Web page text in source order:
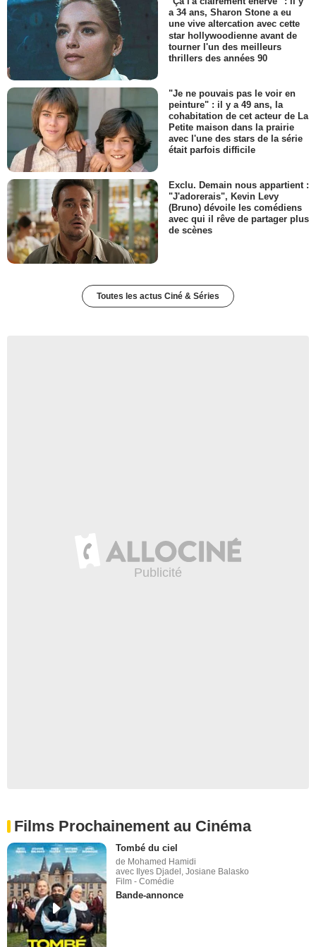
a 34 ans, Sharon Stone a eu
une vive altercation avec cette
star hollywoodienne avant de
tourner l'un des meilleurs
thrillers des années 90
"Je ne pouvais pas le voir en
peinture" : il y a 49 ans, la
cohabitation de cet acteur de La
Petite maison dans la prairie
avec l'une des stars de la série
était parfois difficile
Exclu. Demain nous appartient :
"J'adorerais", Kevin Levy
(Bruno) dévoile les comédiens
avec qui il rêve de partager plus
de scènes
Toutes les actus Ciné & Séries
Films Prochainement au Cinéma
Tombé du ciel
de Mohamed Hamidi
avec Ilyes Djadel, Josiane Balasko
Film - Comédie
Bande-annonce